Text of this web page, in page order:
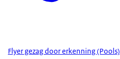
Flyer gezag door erkenning (Pools)